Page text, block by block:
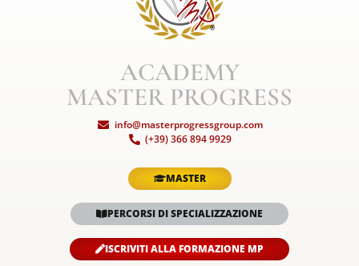
ACADEMY
MASTER PROGRESS
info@masterprogressgroup.com
(+39) 366 894 9929
MASTER
PERCORSI DI SPECIALIZZAZIONE
ISCRIVITI ALLA FORMAZIONE MP